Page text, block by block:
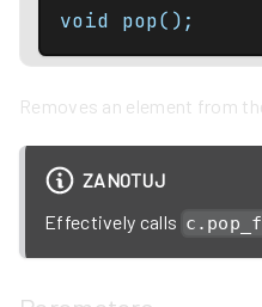
void pop();
Removes an element from
ZANOTUJ
Effectively calls